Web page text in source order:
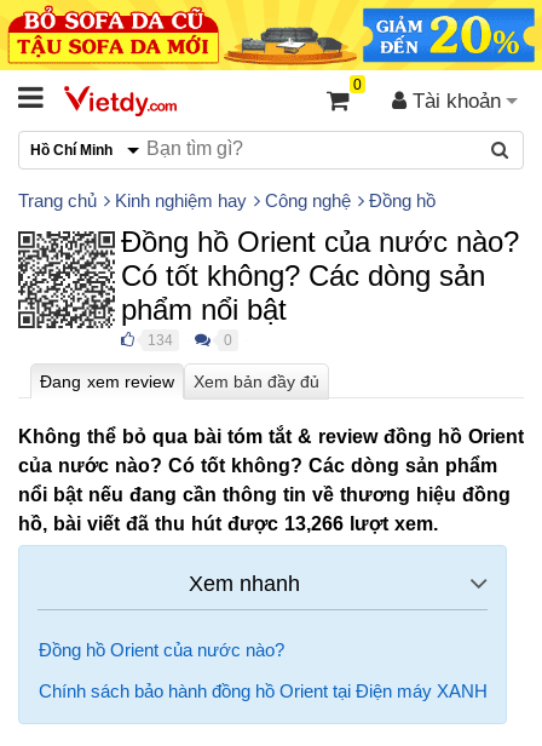
Tài khoản
0
Hồ Chí Minh
Trang chủ Kinh nghiệm hay Công nghệ Đồng hồ
Đồng hồ Orient của nước nào?
Có tốt không? Các dòng sản
phẩm nổi bật
134 0
Không thể bỏ qua bài tóm tắt & review đồng hồ Orient
của nước nào? Có tốt không? Các dòng sản phẩm
nổi bật nếu đang cần thông tin về thương hiệu đồng
hồ, bài viết đã thu hút được 13,266 lượt xem.
Đồng hồ Orient của nước nào?
Chính sách bảo hành đồng hồ Orient tại Điện máy XANH